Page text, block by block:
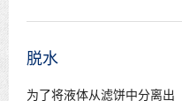
脱水
为了将液体从滤饼中分离出